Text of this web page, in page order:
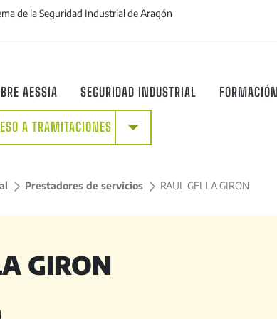
de la Seguridad Industrial de Aragón
AESSIA SEGURIDAD INDUSTRIAL FORMACIÓN
A TRAMITACIONES
> Prestadores de servicios > RAUL GELLA GIRON
GIRON